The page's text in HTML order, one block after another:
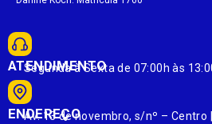
ATENDIMENTO
Segunda à Sexta de 07:00h às
ENDEREÇO
Av. 13 de novembro, s/nº – Centro